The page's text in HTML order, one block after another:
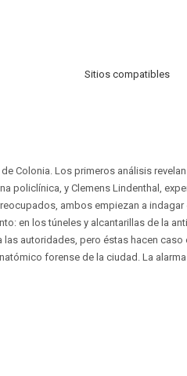
Sitios compatibles
Colonia. Los primeros análisis
policlínica, y Clemens Lindenthal,
ambos empiezan a indagar
en los túneles y alcantarillas de la
autoridades, pero éstas hacen
forense de la ciudad. La